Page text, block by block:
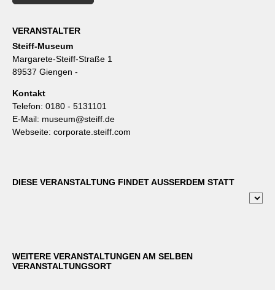
VERANSTALTER
Steiff-Museum
Margarete-Steiff-Straße 1
89537 Giengen -
Kontakt
Telefon: 0180 - 5131101
E-Mail: museum@steiff.de
Webseite: corporate.steiff.com
DIESE VERANSTALTUNG FINDET AUSSERDEM STATT
WEITERE VERANSTALTUNGEN AM SELBEN
VERANSTALTUNGSORT